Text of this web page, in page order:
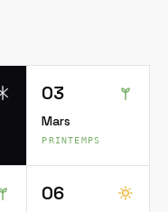
03
Mars
PRINTEMPS
06